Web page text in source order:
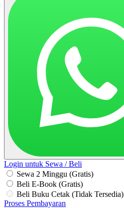
Login untuk Sewa / Beli
Sewa 2 Minggu (Gratis)
Beli E-Book (Gratis)
Beli Buku Cetak (Tidak Tersedia)
Proses Pembayaran